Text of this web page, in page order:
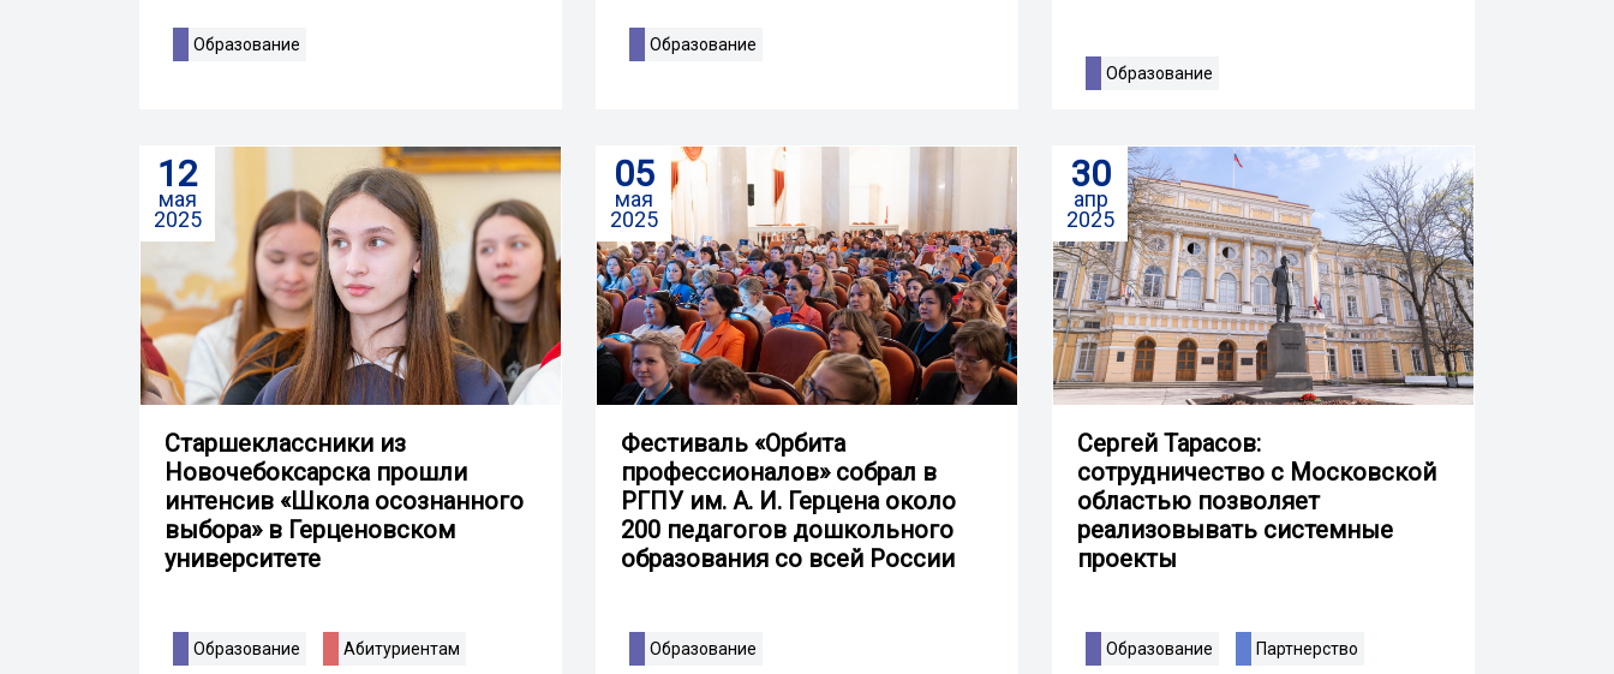
Образование Образование
Образование
12
мая
2025
Старшеклассники из
Новочебоксарска прошли
интенсив «Школа осознанного
выбора» в Герценовском
университете
Образование Абитуриентам
05
мая
2025
Фестиваль «Орбита
профессионалов» собрал в
РГПУ им. А. И. Герцена около
200 педагогов дошкольного
образования со всей России
Образование
30
апр
2025
Сергей Тарасов:
сотрудничество с Московской
областью позволяет
реализовывать системные
проекты
Образование Партнерство